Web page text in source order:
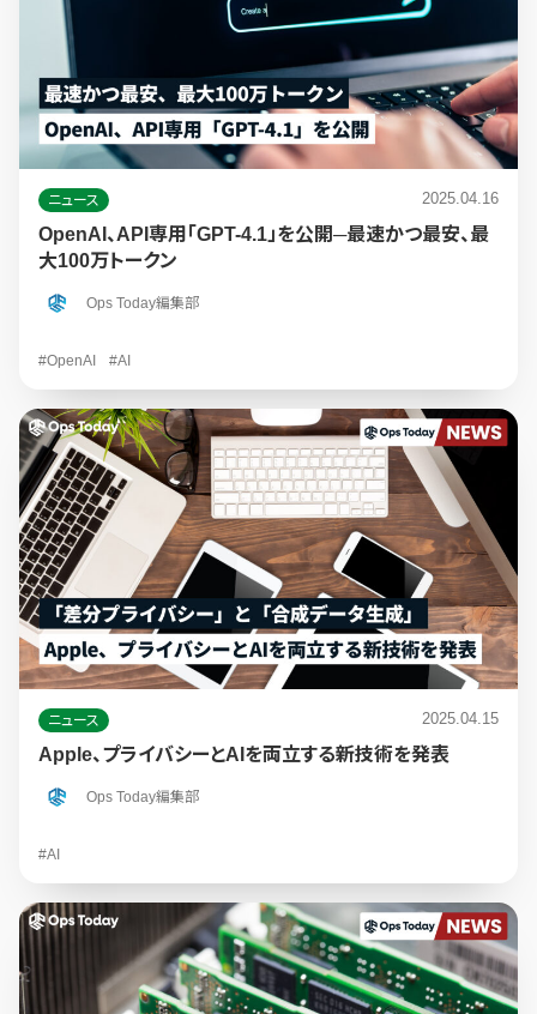
ニュース 2025.04.16
OpenAI、API専用「GPT-4.1」を公開─最速かつ最安、最
大100万トークン
Ops Today編集部
#OpenAI #AI
ニュース 2025.04.15
Apple、プライバシーとAIを両立する新技術を発表
Ops Today編集部
#AI